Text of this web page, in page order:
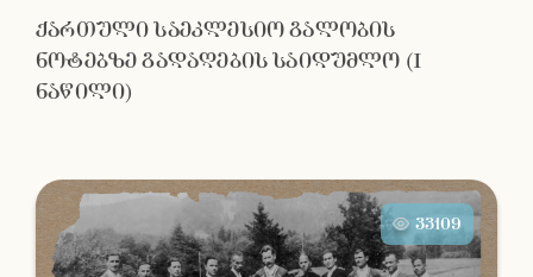
ქართული საეკლესიო გალობის
ნოტებზე გადაღების საიდუმლო (I
ნაწილი)
33109